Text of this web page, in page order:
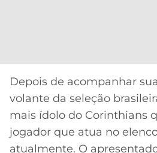
Depois de acompanhar
volante da seleção
mais ídolo do Corinthians
jogador que atua no
atualmente. O